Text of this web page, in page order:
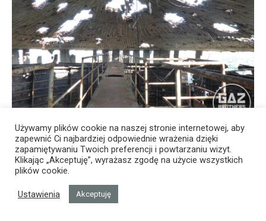
Używamy plików cookie na naszej stronie internetowej, aby
zapewnić Ci najbardziej odpowiednie wrażenia dzięki
zapamiętywaniu Twoich preferencji i powtarzaniu wizyt.
Klikając „Akceptuję”, wyrażasz zgodę na użycie wszystkich
plików cookie.
Ustawienia Akceptuję